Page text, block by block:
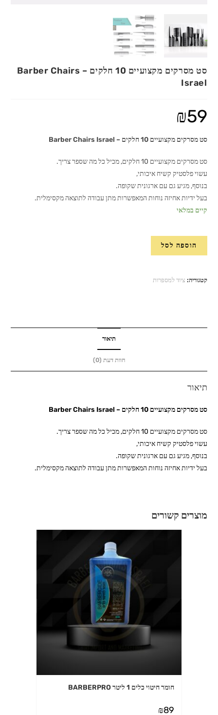
סט מסרקים מקצועיים 10 חלקים – Barber Chairs
Israel
₪59
סט מסרקים מקצועיים 10 חלקים – Barber Chairs Israel
סט מסרקים מקצועיים 10 חלקים, מכיל כל מה שספר צריך.
עשוי פלסטיק קשיח איכותי,
בנוסף, מגיע גם עם ארגונית שקופה.
בעל ידיות אחיזה נוחות המאפשרות מתן עבודה לתוצאה מקסימלית.
קיים במלאי
של
מסרקים
-
הוספה לסל
קטגוריה: ציוד למספרות
תיאור
חוות דעת (0)
תיאור
סט מסרקים מקצועיים 10 חלקים – Barber Chairs Israel
סט מסרקים מקצועיים 10 חלקים, מכיל כל מה שספר צריך.
עשוי פלסטיק קשיח איכותי,
בנוסף, מגיע גם עם ארגונית שקופה.
בעל ידיות אחיזה נוחות המאפשרות מתן עבודה לתוצאה מקסימלית.
מוצרים קשורים
חומר חיטוי כלים 1 ליטר BARBERPRO
₪89